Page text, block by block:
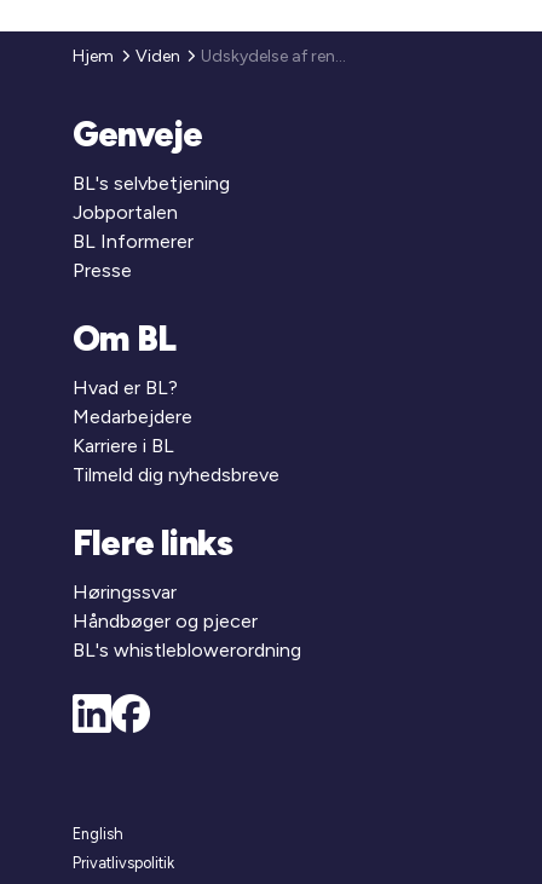
Hjem Viden Udskydelse af renoveringsprojekter og af frist for indberetning af skema B ved nybyggeri
Genveje
BL's selvbetjening
Jobportalen
BL Informerer
Presse
Om BL
Hvad er BL?
Medarbejdere
Karriere i BL
Tilmeld dig nyhedsbreve
Flere links
Høringssvar
Håndbøger og pjecer
BL's whistleblowerordning
English
Privatlivspolitik